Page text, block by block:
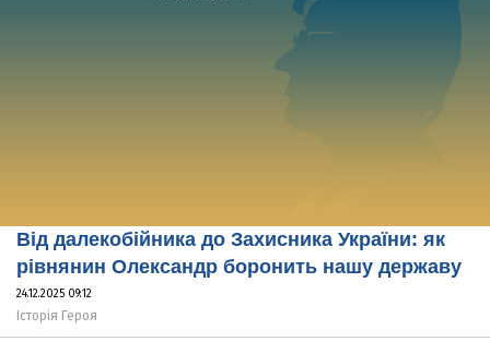
Від далекобійника до Захисника України: як
рівнянин Олександр боронить нашу державу
24.12.2025 09:12
Історія Героя